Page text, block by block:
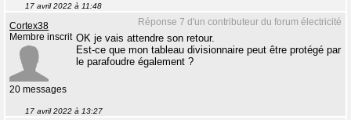
17 avril 2022 à 11:48
Réponse 7 d'un contributeur du forum électricité
Cortex38
Membre inscrit
20 messages
OK je vais attendre son retour.
Est-ce que mon tableau divisionnaire peut être protégé par
le parafoudre également ?
17 avril 2022 à 13:27